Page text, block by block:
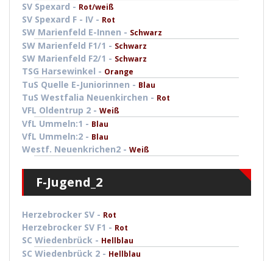
SV Spexard - Rot/weiß
SV Spexard F - IV - Rot
SW Marienfeld E-Innen - Schwarz
SW Marienfeld F1/1 - Schwarz
SW Marienfeld F2/1 - Schwarz
TSG Harsewinkel - Orange
TuS Quelle E-Juniorinnen - Blau
TuS Westfalia Neuenkirchen - Rot
VFL Oldentrup 2 - Weiß
VfL Ummeln:1 - Blau
VfL Ummeln:2 - Blau
Westf. Neuenkrichen2 - Weiß
F-Jugend_2
Herzebrocker SV - Rot
Herzebrocker SV F1 - Rot
SC Wiedenbrück - Hellblau
SC Wiedenbrück 2 - Hellblau